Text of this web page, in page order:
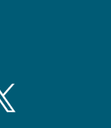
link will pop up in
up in a new
link will pop up
[This link will